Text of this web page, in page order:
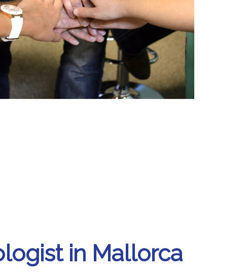
in Mallorca